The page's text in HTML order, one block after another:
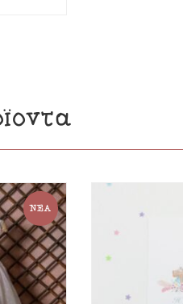
ΝΈΑ